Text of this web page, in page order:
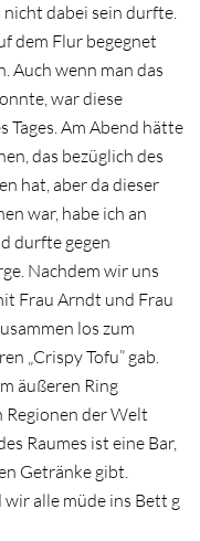
dabei sein durfte.
dem Flur begegnet
Auch wenn man das
war diese
Tages. Am Abend hätte
das bezüglich des
hat, aber da dieser
war, habe ich an
durfte gegen
Nachdem wir uns
Frau Arndt und Frau
los zum
„Crispy Tofu” gab.
äußeren Ring
der Welt
Raumes ist eine Bar,
Getränke gibt.
wir alle müde ins Bett g